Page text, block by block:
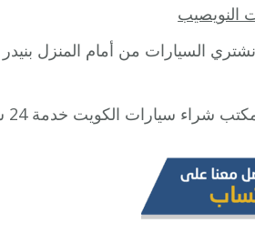
النويصيب
السيارات من أمام المنزل بنيدر
شراء سيارات الكويت خدمة 24 ساعة.